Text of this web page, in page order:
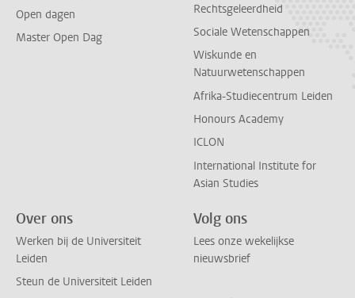
Open dagen
Master Open Dag
Rechtsgeleerdheid
Sociale Wetenschappen
Wiskunde en
Natuurwetenschappen
Afrika-Studiecentrum Leiden
Honours Academy
ICLON
International Institute for
Asian Studies
Over ons
Werken bij de Universiteit
Leiden
Steun de Universiteit Leiden
Volg ons
Lees onze wekelijkse
nieuwsbrief